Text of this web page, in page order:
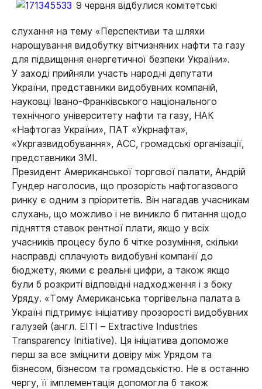
9 червня відбулися комітетські
слухання на тему «Перспективи та шляхи
нарощування видобутку вітчизняних нафти та газу
для підвищення енергетичної безпеки України».
У заході прийняли участь народні депутати
України, представники видобувних компаній,
науковці Івано-Франківського національного
технічного університету нафти та газу, НАК
«Нафтогаз України», ПАТ «Укрнафта»,
«Укргазвидобування», АСС, громадські організації,
представники ЗМІ.
Президент Американської торгової палати, Андрій
Гундер наголосив, що прозорість нафтогазового
ринку є одним з пріоритетів. Він нагадав учасникам
слухань, що можливо і не виникло б питання щодо
підняття ставок рентної плати, якщо у всіх
учасників процесу було б чітке розуміння, скільки
насправді сплачують видобувні компанії до
бюджету, якими є реальні цифри, а також якщо
були б розкриті відповідні надходження і з боку
Уряду. «Тому Американська торгівельна палата в
Україні підтримує ініціативу прозорості видобувних
галузей (англ. ЕІТІ – Extractive Industries
Transparency Initiative). Ця ініціатива допоможе
перш за все зміцнити довіру між Урядом та
бізнесом, бізнесом та громадськістю. Не в останню
чергу, її імплементація допомогла б також